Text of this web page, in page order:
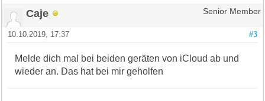
Caje Senior Member
#3
10.10.2019, 17:37
Melde dich mal bei beiden geräten von iCloud ab und
wieder an. Das hat bei mir geholfen